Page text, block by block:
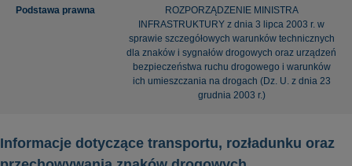
Podstawa prawna
ROZPORZĄDZENIE MINISTRA
INFRASTRUKTURY z dnia 3 lipca 2003 r. w
sprawie szczegółowych warunków technicznych
dla znaków i sygnałów drogowych oraz urządzeń
bezpieczeństwa ruchu drogowego i warunków
ich umieszczania na drogach (Dz. U. z dnia 23
grudnia 2003 r.)
Informacje dotyczące transportu, rozładunku oraz